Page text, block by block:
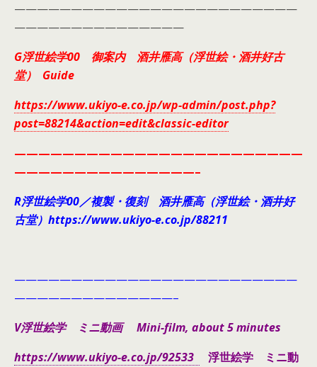
—————————————————————————
———————————————
G浮世絵学00 御案内 酒井雁高（浮世絵・酒井好古
堂） Guide
https://www.ukiyo-e.co.jp/wp-admin/post.php?
post=88214&action=edit&classic-editor
————————————————————————
———————————————–
R浮世絵学00／複製・復刻 酒井雁高（浮世絵・酒井好
古堂）https://www.ukiyo-e.co.jp/88211
—————————————————————————
——————————————–
V浮世絵学 ミニ動画 Mini-film, about 5 minutes
https://www.ukiyo-e.co.jp/92533
浮世絵学 ミニ動